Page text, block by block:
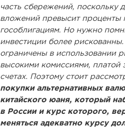
часть сбережений, поскольку
вложений превысит проценты
гособлигациям. Но нужно
инвестиции более
ограничены в использовании
высокими комиссиями, платой
счетах. Поэтому стоит
покупки альтернативных
китайского юаня, который
в России и курс которого,
меняться адекватно курсу